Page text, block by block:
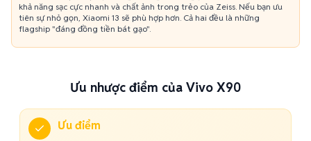
khả năng sạc cực nhanh và chất ảnh trong trẻo của Zeiss. Nếu bạn ưu
tiên sự nhỏ gọn, Xiaomi 13 sẽ phù hợp hơn. Cả hai đều là những
flagship "đáng đồng tiền bát gạo".
Ưu nhược điểm của Vivo X90
Ưu điểm